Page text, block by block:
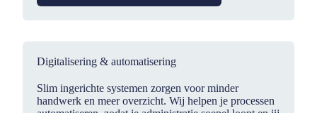
Digitalisering & automatisering
Slim ingerichte systemen zorgen voor minder
handwerk en meer overzicht. Wij helpen je processen